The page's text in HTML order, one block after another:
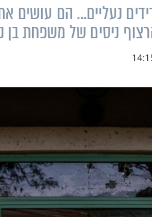
נעליים... הם
ניסים של משפחת בן